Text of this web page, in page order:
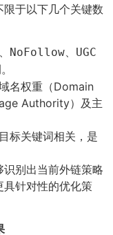
于以下几个关键数
、 NoFollow、 UGC
名权重（Domain
Authority）及主
标关键词相关，是
别出当前外链策略
具针对性的优化策